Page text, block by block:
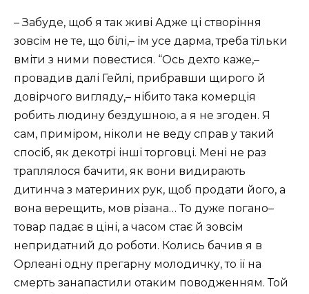
– Забуде, щоб я так живі Адже ці створіння
зовсім не те, що білі,– їм усе дарма, треба тільки
вміти з ними повестися. “Ось дехто каже,–
провадив далі Гейлі, прибравши щирого й
довірчого вигляду,– нібито така комерція
робить людину бездушною, а я не згоден. Я
сам, приміром, ніколи не веду справ у такий
спосіб, як декотрі інші торговці. Мені не раз
траплялося бачити, як вони видирають
дитинча з материних рук, щоб продати його, а
вона верещить, мов різана… То дуже погано–
товар падає в ціні, а часом стає й зовсім
непридатний до роботи. Колись бачив я в
Орлеані одну прегарну молодичку, то її на
смерть занапастили отаким поводженням. Той